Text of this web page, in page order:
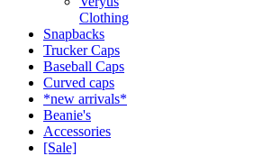
Clothing
Snapbacks
Trucker Caps
Baseball Caps
Curved caps
*new arrivals*
Beanie's
Accessories
[Sale]